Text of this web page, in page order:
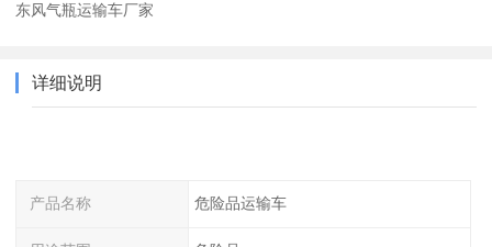
东风气瓶运输车厂家
详细说明
产品名称 危险品运输车